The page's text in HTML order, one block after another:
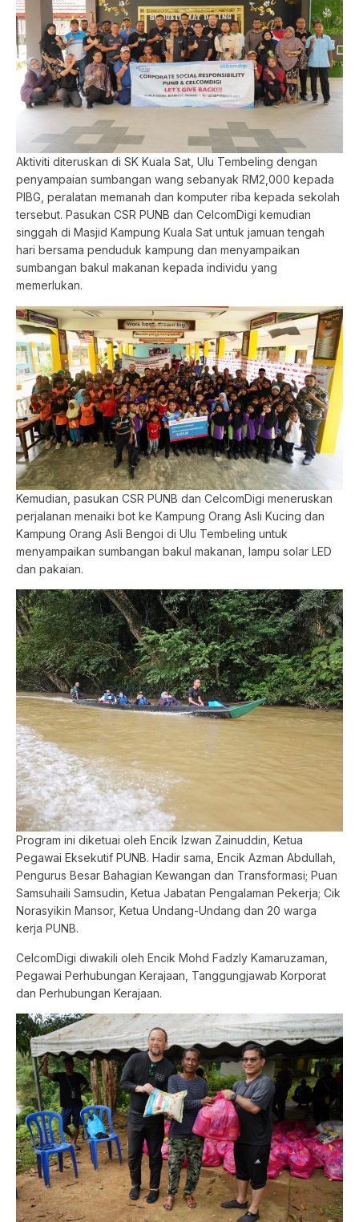
Aktiviti diteruskan di SK Kuala Sat, Ulu Tembeling dengan
penyampaian sumbangan wang sebanyak RM2,000 kepada
PIBG, peralatan memanah dan komputer riba kepada sekolah
tersebut. Pasukan CSR PUNB dan CelcomDigi kemudian
singgah di Masjid Kampung Kuala Sat untuk jamuan tengah
hari bersama penduduk kampung dan menyampaikan
sumbangan bakul makanan kepada individu yang
memerlukan.
Kemudian, pasukan CSR PUNB dan CelcomDigi meneruskan
perjalanan menaiki bot ke Kampung Orang Asli Kucing dan
Kampung Orang Asli Bengoi di Ulu Tembeling untuk
menyampaikan sumbangan bakul makanan, lampu solar LED
dan pakaian.
Program ini diketuai oleh Encik Izwan Zainuddin, Ketua
Pegawai Eksekutif PUNB. Hadir sama, Encik Azman Abdullah,
Pengurus Besar Bahagian Kewangan dan Transformasi; Puan
Samsuhaili Samsudin, Ketua Jabatan Pengalaman Pekerja; Cik
Norasyikin Mansor, Ketua Undang-Undang dan 20 warga
kerja PUNB.
CelcomDigi diwakili oleh Encik Mohd Fadzly Kamaruzaman,
Pegawai Perhubungan Kerajaan, Tanggungjawab Korporat
dan Perhubungan Kerajaan.